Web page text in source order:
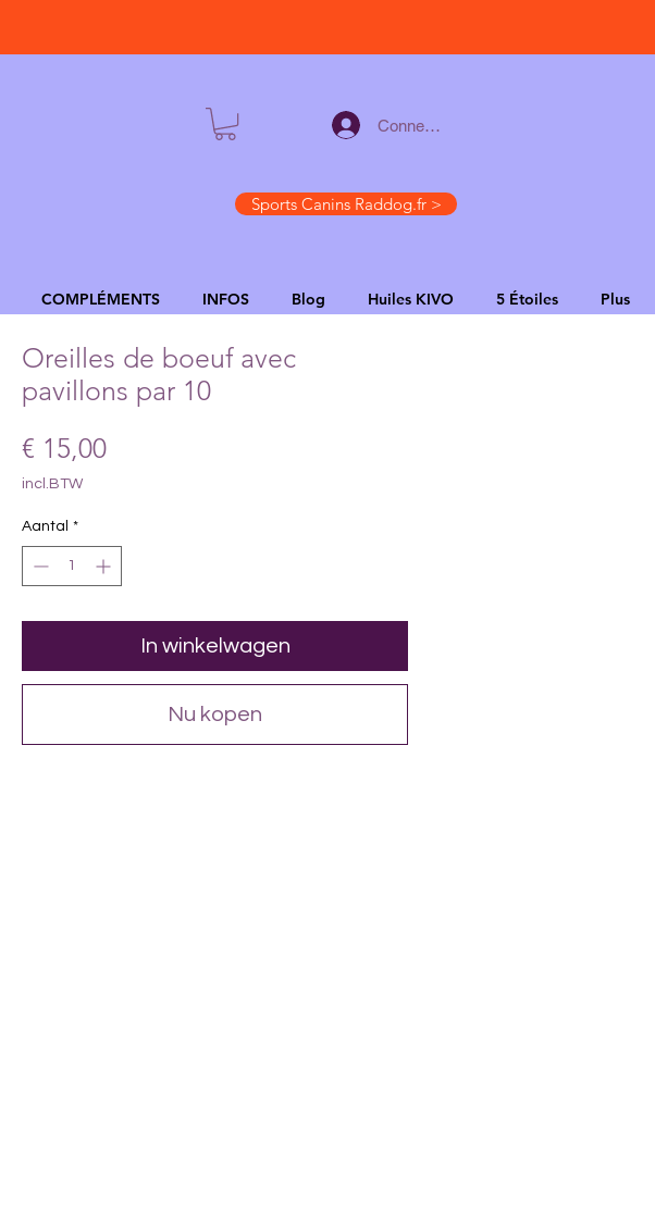
Connexion
Sports Canins Raddog.fr >
COMPLÉMENTS INFOS Blog Huiles KIVO 5 Étoiles Plus
Oreilles de boeuf avec
pavillons par 10
€ 15,00Prijs
incl.BTW
Aantal *
In winkelwagen
Nu kopen